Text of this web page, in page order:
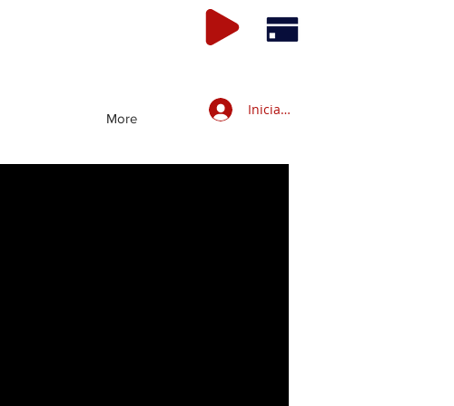
More
Iniciar sesión